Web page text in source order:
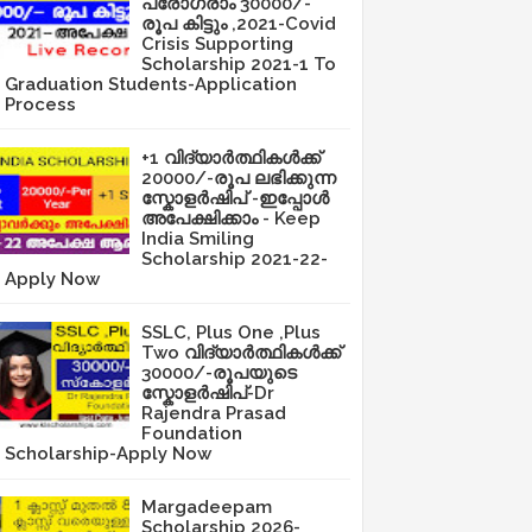
രൂപ കിട്ടും ,2021-Covid
Crisis Supporting
Scholarship 2021-1 To
Graduation Students-Application
Process
+1 വിദ്യാർത്ഥികൾക്ക്
20000/-രൂപ ലഭിക്കുന്ന
സ്കോളർഷിപ് -ഇപ്പോൾ
അപേക്ഷിക്കാം - Keep
India Smiling
Scholarship 2021-22-
Apply Now
SSLC, Plus One ,Plus
Two വിദ്യാർത്ഥികൾക്ക്
30000/-രൂപയുടെ
സ്കോളർഷിപ്-Dr
Rajendra Prasad
Foundation
Scholarship-Apply Now
Margadeepam
Scholarship 2026-